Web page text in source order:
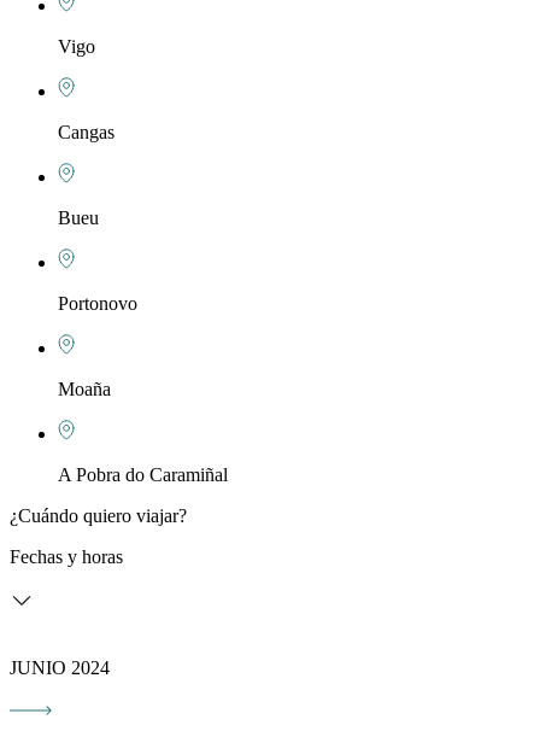
Vigo
Cangas
Bueu
Portonovo
Moaña
A Pobra do Caramiñal
¿Cuándo quiero viajar?
Fechas y horas
JUNIO 2024